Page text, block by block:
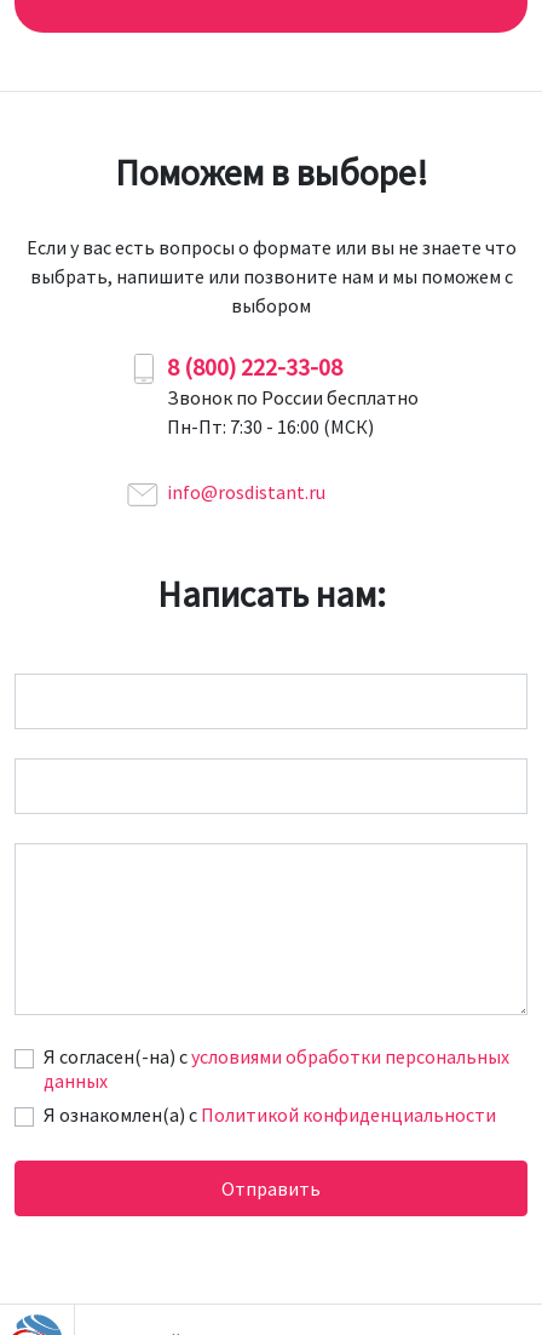
Поможем в выборе!
Если у вас есть вопросы о формате или вы не знаете что
выбрать, напишите или позвоните нам и мы поможем с
выбором
8 (800) 222-33-08
Звонок по России бесплатно
Пн-Пт: 7:30 - 16:00 (МСК)
info@rosdistant.ru
Написать нам:
Я согласен(-на) cусловиями обработки персональных
данных
Я ознакомлен(а) с Политикой конфиденциальности
Отправить